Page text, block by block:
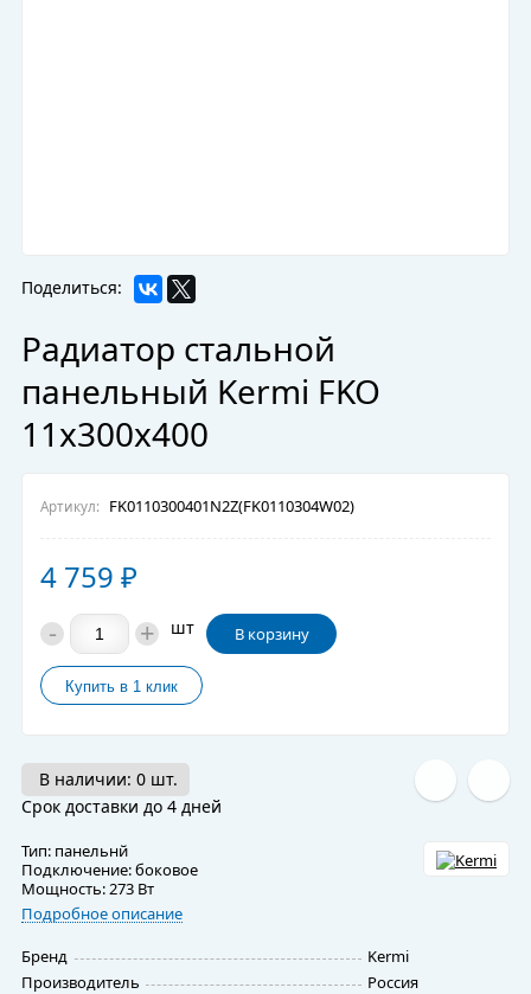
Поделиться:
Радиатор стальной
панельный Kermi FKO
11х300х400
Артикул: FK0110300401N2Z(FK0110304W02)
4 759 ₽
- + шт В корзину
В наличии: 0 шт.
Срок доставки до 4 дней
Тип: панельнй
Подключение: боковое
Мощность: 273 Вт
Подробное описание
Бренд
Kermi
Производитель
Россия